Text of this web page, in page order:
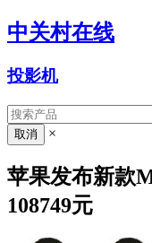
中关村在线
投影机
×
苹果发布新款
108749元